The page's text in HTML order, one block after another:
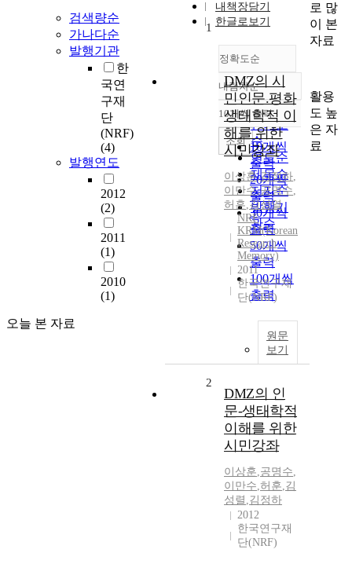
검색량순
가나다순
발행기관
한
국연
구재
단
(NRF)
(4)
발행연도
2012
(2)
2011
(1)
2010
(1)
오늘 본 자료
내책장담기
한글로보기
정확도순
정확도
순
인기도
순
연도순
제목순
저자순
발행기
관순
내림차순
내림차순
10개씩 출력
10개씩
출력
20개씩
출력
30개씩
출력
50개씩
출력
100개씩
출력
조회
1
DMZ의 시
민인문.평화
생태학적 이
해를 위한
시민강좌
이상훈,김정하,
이만수,공명수,
허훈,김성열
NRF
KRM(Korean
Research
Memory)
2011
한국연구재
단(NRF)
원문
보기
2
DMZ의 인
문-생태학적
이해를 위한
시민강좌
이상훈,공명수,
이만수,허훈,김
성렬 ,김정하
2012
한국연구재
단(NRF)
로 많
이 본
자료
활용
도 높
은 자
료